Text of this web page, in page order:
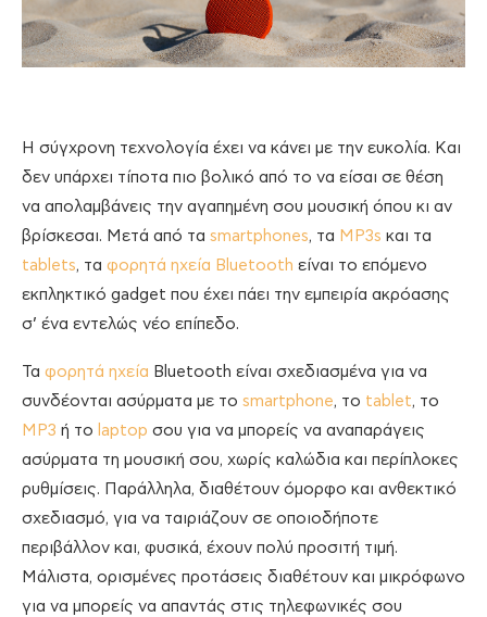
Η σύγχρονη τεχνολογία έχει να κάνει με την ευκολία. Και
δεν υπάρχει τίποτα πιο βολικό από το να είσαι σε θέση
να απολαμβάνεις την αγαπημένη σου μουσική όπου κι αν
βρίσκεσαι. Μετά από τα smartphones, τα MP3s και τα
tablets, τα φορητά ηχεία Bluetooth είναι το επόμενο
εκπληκτικό gadget που έχει πάει την εμπειρία ακρόασης
σ’ ένα εντελώς νέο επίπεδο.
Τα φορητά ηχεία Bluetooth είναι σχεδιασμένα για να
συνδέονται ασύρματα με το smartphone, το tablet, το
MP3 ή το laptop σου για να μπορείς να αναπαράγεις
ασύρματα τη μουσική σου, χωρίς καλώδια και περίπλοκες
ρυθμίσεις. Παράλληλα, διαθέτουν όμορφο και ανθεκτικό
σχεδιασμό, για να ταιριάζουν σε οποιοδήποτε
περιβάλλον και, φυσικά, έχουν πολύ προσιτή τιμή.
Μάλιστα, ορισμένες προτάσεις διαθέτουν και μικρόφωνο
για να μπορείς να απαντάς στις τηλεφωνικές σου